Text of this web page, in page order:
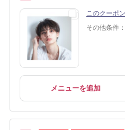
このクーポ
その他条件：
メニューを追加